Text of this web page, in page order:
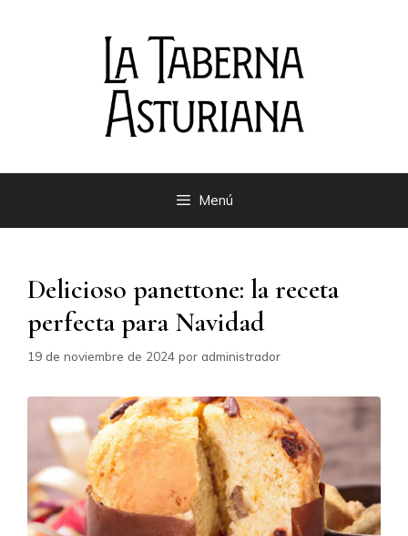
Menú
Delicioso panettone: la receta
perfecta para Navidad
19 de noviembre de 2024 por administrador